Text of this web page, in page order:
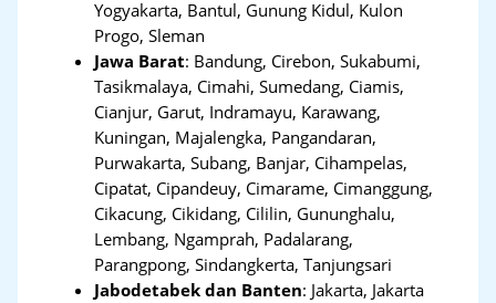
Yogyakarta, Bantul, Gunung Kidul, Kulon
Progo, Sleman
Jawa Barat: Bandung, Cirebon, Sukabumi,
Tasikmalaya, Cimahi, Sumedang, Ciamis,
Cianjur, Garut, Indramayu, Karawang,
Kuningan, Majalengka, Pangandaran,
Purwakarta, Subang, Banjar, Cihampelas,
Cipatat, Cipandeuy, Cimarame, Cimanggung,
Cikacung, Cikidang, Cililin, Gununghalu,
Lembang, Ngamprah, Padalarang,
Parangpong, Sindangkerta, Tanjungsari
Jabodetabek dan Banten: Jakarta, Jakarta